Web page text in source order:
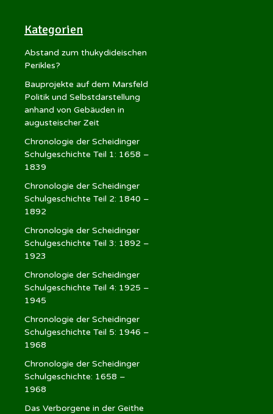
Kategorien
Abstand zum thukydideischen
Perikles?
Bauprojekte auf dem Marsfeld
Politik und Selbstdarstellung
anhand von Gebäuden in
augusteischer Zeit
Chronologie der Scheidinger
Schulgeschichte Teil 1: 1658 –
1839
Chronologie der Scheidinger
Schulgeschichte Teil 2: 1840 –
1892
Chronologie der Scheidinger
Schulgeschichte Teil 3: 1892 –
1923
Chronologie der Scheidinger
Schulgeschichte Teil 4: 1925 –
1945
Chronologie der Scheidinger
Schulgeschichte Teil 5: 1946 –
1968
Chronologie der Scheidinger
Schulgeschichte: 1658 –
1968
Das Verborgene in der Geithe